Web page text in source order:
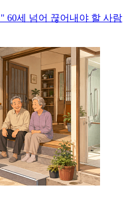
60세 넘어 끊어내야 할 사람